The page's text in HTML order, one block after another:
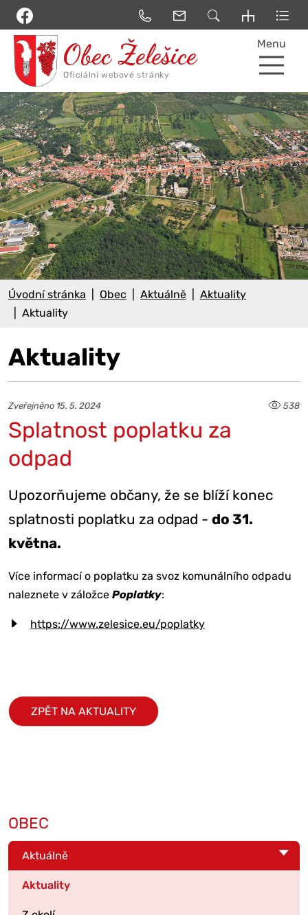
Menu
Úvodní stránka Obec Aktuálně
Aktuality
Aktuality
Aktuality
Zveřejněno 15. 5. 2024 538
Splatnost poplatku za
odpad
Upozorňujeme občany, že se blíží konec
splatnosti poplatku za odpad - do 31.
května.
Více informací o poplatku za svoz komunálního odpadu
naleznete v záložce Poplatky:
https://www.zelesice.eu/poplatky
ZPĚT NA AKTUALITY
OBEC
Aktuálně
Aktuality